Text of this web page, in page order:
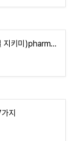
공공 심야 약국(365일, 휴일 지키미)pharm114
지